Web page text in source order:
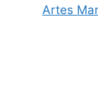
Artes